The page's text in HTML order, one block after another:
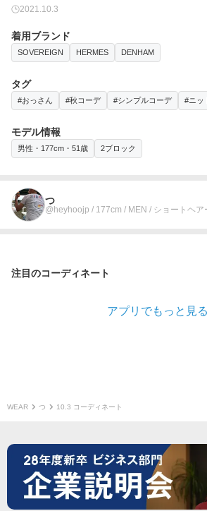
2021.10.3
着用ブランド
SOVEREIGN HERMES DENHAM
タグ
#おっさん #秋コーデ #シンプルコーデ #ニッ
モデル情報
男性・177cm・51歳 2ブロック
つ
@heyhoojp / 177cm / MEN / ショートヘア
注目のコーディネート
アプリでもっと見る
WEAR つ 10.3 コーディネート